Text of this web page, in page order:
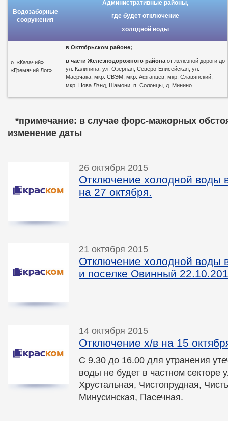
Водозаборные
сооружения
Административные районы,
где будет отключение
холодной воды
о. «Казачий»
«Гремячий Лог»
в Октябрьском районе;
в части Железнодорожного района от железной дороги до
ул. Калинина, ул. Озерная, Северо-Енисейская, ул.
Маерчака, мкр. СВЭМ, мкр. Афганцев, мкр. Славянский,
мкр. Нова Лэнд, Шамони, п. Солонцы, д. Минино.
*примечание: в случае форс-мажорных
изменение даты
26 октября 2015
Отключение холодной воды
на 27 октября.
21 октября 2015
Отключение холодной воды
и поселке Овинный
14 октября 2015
Отключение х/в на 15
С 9.30 до 16.00 для утранения
воды не будет в частном секторе
Хрустальная, Чистопрудная,
Минусинская, Пасечная.